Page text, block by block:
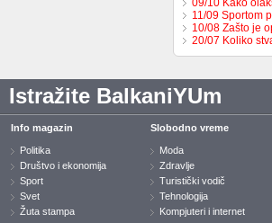
09/10 Kako
11/09 Sportom
10/08 Zašto je
20/07 Koliko
Istražite BalkaniYUm
Info magazin
Politika
Društvo i ekonomija
Sport
Svet
Žuta stampa
Slobodno vreme
Moda
Zdravlje
Turistički vodič
Tehnologija
Kompjuteri i internet